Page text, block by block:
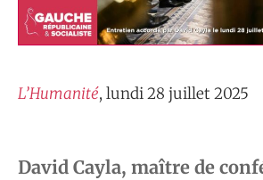
L’Humanité, lundi 28 juillet 2025
David Cayla, maître de